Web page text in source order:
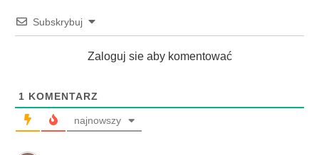
Subskrybuj
Zaloguj sie aby komentować
1 KOMENTARZ
najnowszy